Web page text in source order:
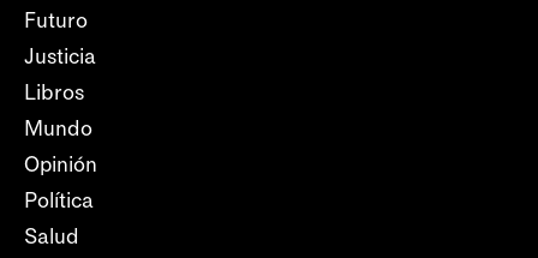
Futuro
Justicia
Libros
Mundo
Opinión
Política
Salud